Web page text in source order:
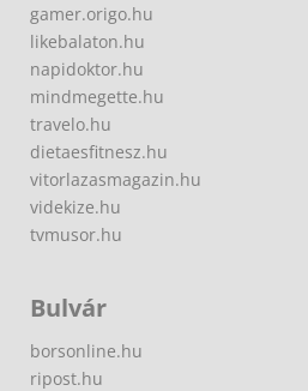
gamer.origo.hu
likebalaton.hu
napidoktor.hu
mindmegette.hu
travelo.hu
dietaesfitnesz.hu
vitorlazasmagazin.hu
videkize.hu
tvmusor.hu
Bulvár
borsonline.hu
ripost.hu